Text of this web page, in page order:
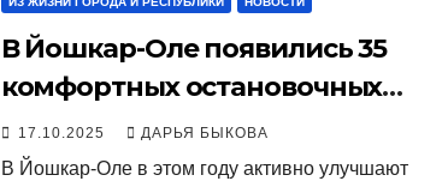
В Йошкар-Оле появились 35
комфортных остановочных
павильонов
17.10.2025 ДАРЬЯ БЫКОВА
В Йошкар-Оле в этом году активно улучшают